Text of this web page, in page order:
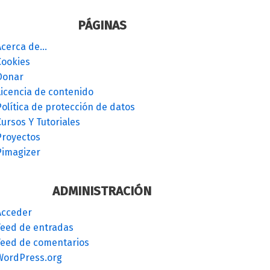
PÁGINAS
de…
de contenido
de protección de datos
Y Tutoriales
ADMINISTRACIÓN
de entradas
de comentarios